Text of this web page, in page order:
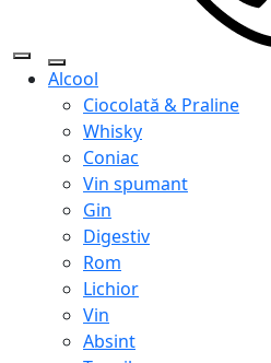
Alcool
Ciocolată & Praline
Whisky
Coniac
Vin spumant
Gin
Digestiv
Rom
Lichior
Vin
Absint